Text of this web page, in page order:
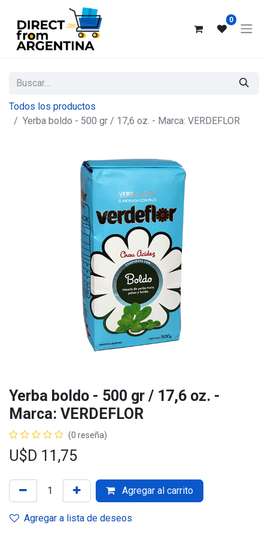
0
Todos los productos
Yerba boldo - 500 gr / 17,6 oz. - Marca: VERDEFLOR
Yerba boldo - 500 gr / 17,6 oz. -
Marca: VERDEFLOR
(0 reseña)
U$D 11,75
Agregar al carrito
Agregar a lista de deseos